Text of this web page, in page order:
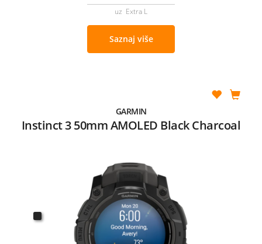
uz Extra L
Saznaj više
GARMIN
Instinct 3 50mm AMOLED Black Charcoal